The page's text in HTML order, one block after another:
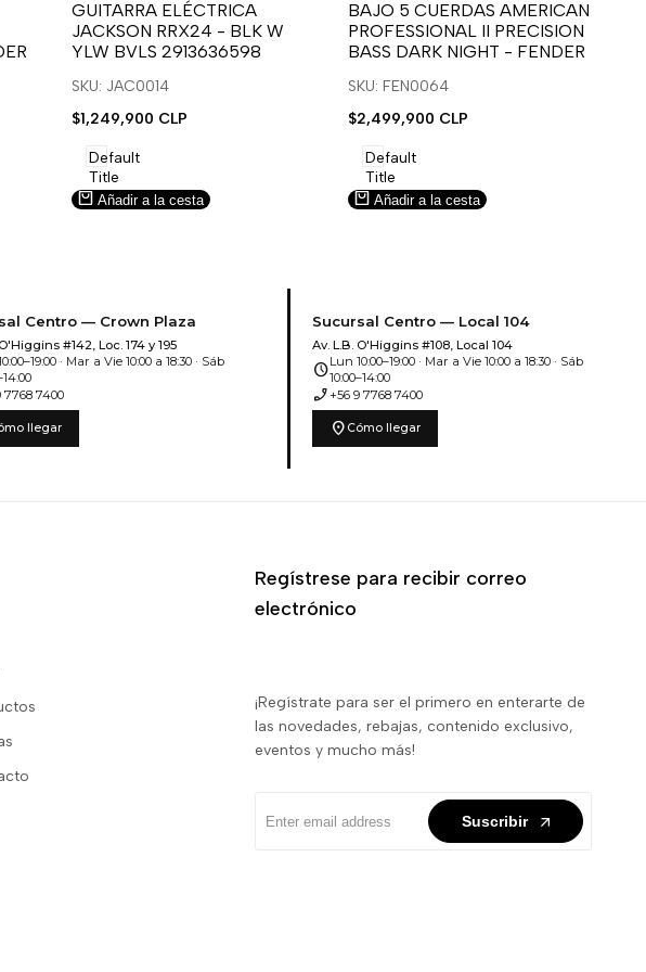
para
usar
la
lista
deseos.
para
usar
Compare
GUITARRA ELÉCTRICA
JACKSON RRX24 - BLK W
YLW BVLS 2913636598
SKU: JAC0014
Precio
venta
$1,249,900 CLP
Default
Title
Añadir a la cesta
para
usar
la
lista
deseos.
para
usar
Compare
BAJO 5 CUERDAS AMERICAN
PROFESSIONAL II PRECISION
BASS DARK NIGHT - FENDER
SKU: FEN0064
Precio
venta
$2,499,900 CLP
Default
Title
Añadir a la cesta
Centro — Crown Plaza
#142, Loc. 174 y 195
· Mar a Vie 10:00 a 18:30 · Sáb
7768 7400
llegar
Sucursal Centro — Local 104
Av. L.B. O'Higgins #108, Local 104
scheduleLun 10:00–19:00 · Mar a Vie 10:00 a 18:30 · Sáb
10:00–14:00
phone_enabled +56 9 7768 7400
location_on Cómo llegar
Regístrese para recibir correo
electrónico
¡Regístrate para ser el primero en enterarte de
las novedades, rebajas, contenido exclusivo,
eventos y mucho más!
Suscribir